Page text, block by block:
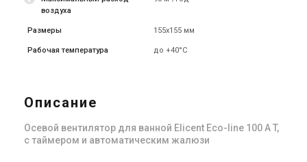
воздуха
Размеры 155х155 мм
Рабочая температура до +40°C
Описание
Осевой вентилятор для ванной Elicent Eco-line 100 A T,
с таймером и автоматическим жалюзи